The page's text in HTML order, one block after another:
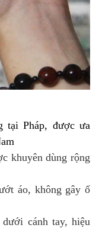
tại Pháp, được ưa
khuyên dùng rộng
áo, không gây ố
cánh tay, hiệu